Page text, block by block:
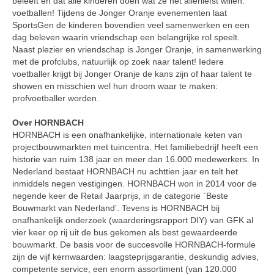
voetballen! Tijdens de Jonger Oranje evenementen laat
SportsGen de kinderen bovendien veel samenwerken en een
dag beleven waarin vriendschap een belangrijke rol speelt.
Naast plezier en vriendschap is Jonger Oranje, in samenwerking
met de profclubs, natuurlijk op zoek naar talent! Iedere
voetballer krijgt bij Jonger Oranje de kans zijn of haar talent te
showen en misschien wel hun droom waar te maken:
profvoetballer worden.
Over HORNBACH
HORNBACH is een onafhankelijke, internationale keten van
projectbouwmarkten met tuincentra. Het familiebedrijf heeft een
historie van ruim 138 jaar en meer dan 16.000 medewerkers. In
Nederland bestaat HORNBACH nu achttien jaar en telt het
inmiddels negen vestigingen. HORNBACH won in 2014 voor de
negende keer de Retail Jaarprijs, in de categorie `Beste
Bouwmarkt van Nederland’. Tevens is HORNBACH bij
onafhankelijk onderzoek (waarderingsrapport DIY) van GFK al
vier keer op rij uit de bus gekomen als best gewaardeerde
bouwmarkt. De basis voor de succesvolle HORNBACH-formule
zijn de vijf kernwaarden: laagsteprijsgarantie, deskundig advies,
competente service, een enorm assortiment (van 120.000